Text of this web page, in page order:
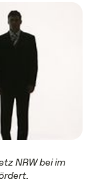
NRW bei im